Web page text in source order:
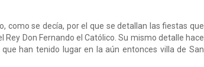
como se decía, por el que se detallan las fiestas que
Don Fernando el Católico. Su mismo detalle hace
han tenido lugar en la aún entonces villa de San